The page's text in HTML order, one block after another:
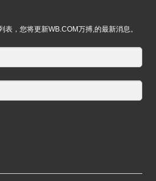
，您将更新WB.COM万搏,的最新消息。